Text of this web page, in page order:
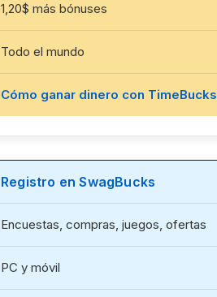
1,20$ más bónuses
Todo el mundo
Cómo ganar dinero con TimeBucks
Registro en SwagBucks
Encuestas, compras, juegos, ofertas
PC y móvil